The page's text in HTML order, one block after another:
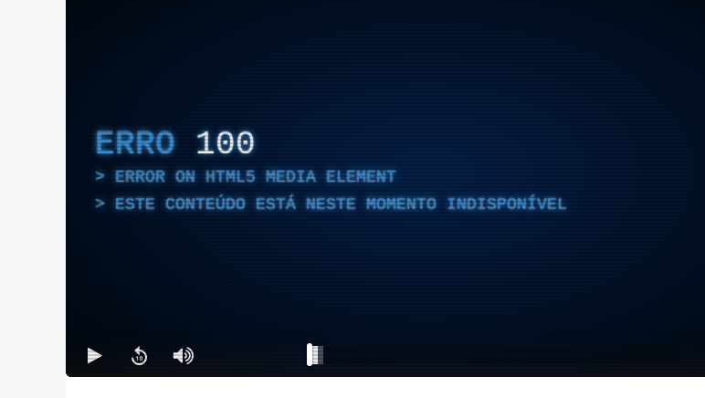
ERRO 100
ERROR ON HTML5 MEDIA ELEMENT
ESTE CONTEÚDO ESTÁ NESTE MOMENTO INDISPONÍVEL